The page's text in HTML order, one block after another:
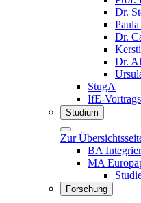
Dr.
Dr.
Dr.
StugA
IfE-
Studium
Zur
BA
MA
Forschung